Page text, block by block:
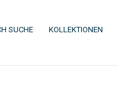
SUCHE KOLLEKTIONEN